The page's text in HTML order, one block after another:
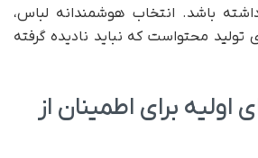
باشد. انتخاب هوشمندانه لباس،
تولید محتواست که نباید نادیده گرفته
برای اطمینان از